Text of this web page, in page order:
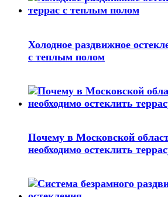
Холодное раздвижное
с теплым полом
Почему в Московской
необходимо остеклить